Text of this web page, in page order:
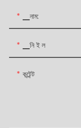
▁নাম:
▁নি ই ল
কন্টেন্ট